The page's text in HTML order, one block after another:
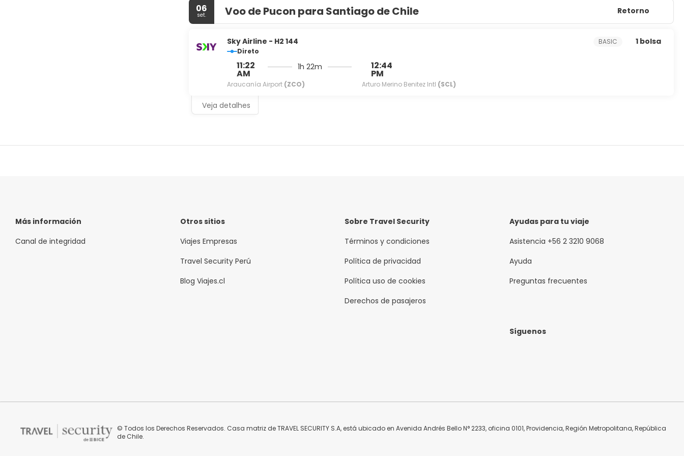
06
set. Voo de Pucon para Santiago de Chile Retorno
Sky Airline - H2 144
Direto
11:22
AM
Araucanía Airport (ZCO)
1h 22m 12:44
PM
Arturo Merino Benitez Intl (SCL)
BASIC 1 bolsa
Veja detalhes
Más información
Canal de integridad
Otros sitios
Viajes Empresas
Travel Security Perú
Blog Viajes.cl
Sobre Travel Security
Términos y condiciones
Política de privacidad
Política uso de cookies
Derechos de pasajeros
Ayudas para tu viaje
Asistencia +56 2 3210 9068
Ayuda
Preguntas frecuentes
Síguenos
© Todos los Derechos Reservados. Casa matriz de TRAVEL SECURITY S.A, está ubicado en Avenida Andrés Bello N° 2233, oficina 0101, Providencia, Región Metropolitana, República
de Chile.